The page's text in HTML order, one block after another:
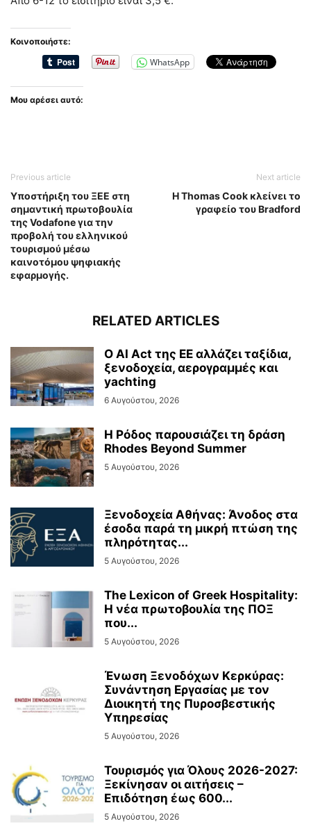
Κοινοποιήστε:
WhatsApp
Μου αρέσει αυτό:
Previous article
Υποστήριξη του ΞΕΕ στη
σημαντική πρωτοβουλία
της Vodafone για την
προβολή του ελληνικού
τουρισμού μέσω
καινοτόμου ψηφιακής
εφαρμογής.
Next article
Η Thomas Cook κλείνει το
γραφείο του Bradford
RELATED ARTICLES
Ο AI Act της ΕΕ αλλάζει ταξίδια,
ξενοδοχεία, αερογραμμές και
yachting
6 Αυγούστου, 2026
Η Ρόδος παρουσιάζει τη δράση
Rhodes Beyond Summer
5 Αυγούστου, 2026
Ξενοδοχεία Αθήνας: Άνοδος στα
έσοδα παρά τη μικρή πτώση της
πληρότητας...
5 Αυγούστου, 2026
The Lexicon of Greek Hospitality:
Η νέα πρωτοβουλία της ΠΟΞ
που...
5 Αυγούστου, 2026
Ένωση Ξενοδόχων Κερκύρας:
Συνάντηση Εργασίας με τον
Διοικητή της Πυροσβεστικής
Υπηρεσίας
5 Αυγούστου, 2026
Τουρισμός για Όλους 2026-2027:
Ξεκίνησαν οι αιτήσεις –
Επιδότηση έως 600...
5 Αυγούστου, 2026